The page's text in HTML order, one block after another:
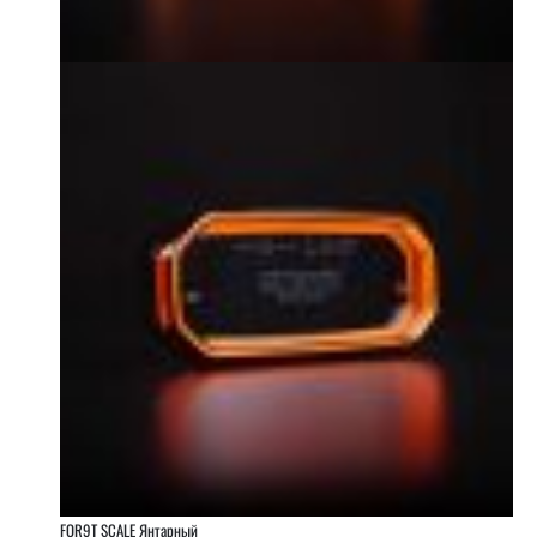
FOR9T SCALE Янтарный